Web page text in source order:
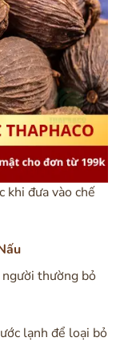
khi đưa vào chế
thường bỏ
lạnh để loại bỏ